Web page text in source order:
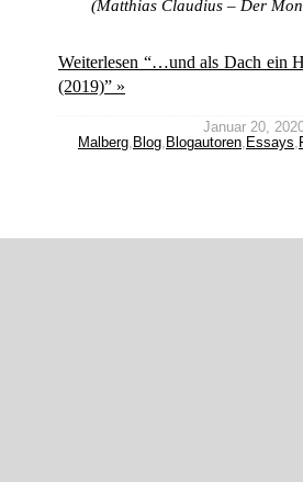
(Matthias Claudius – Der
Weiterlesen “…und als Dach ein
(2019)” »
Januar 20,
Malberg, Blog, Blogautoren, Essays,